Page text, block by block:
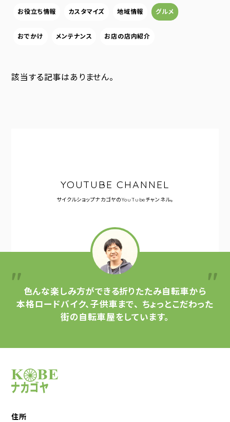
お役立ち情報 カスタマイズ 地域情報 グルメ
おでかけ メンテナンス お店の店内紹介
該当する記事はありません。
YOUTUBE CHANNEL
サイクルショップナカゴヤのYouTubeチャンネル。
色んな楽しみ方ができる折りたたみ自転車から
本格ロードバイク、子供車まで、 ちょっとこだわった
街の自転車屋をしています。
サイクルショップナカゴヤ
住所